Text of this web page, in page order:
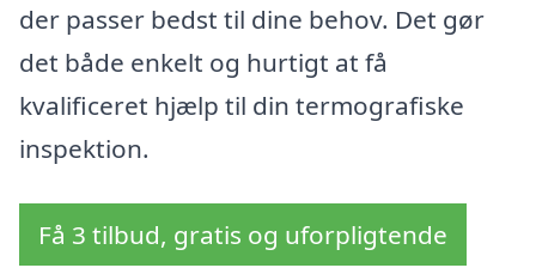
der passer bedst til dine behov. Det gør
det både enkelt og hurtigt at få
kvalificeret hjælp til din termografiske
inspektion.
Få 3 tilbud, gratis og uforpligtende